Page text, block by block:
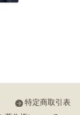
特定商取引表